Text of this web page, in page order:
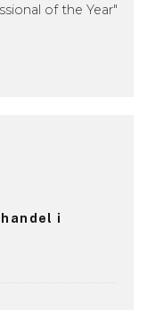
of the Year"
handel i